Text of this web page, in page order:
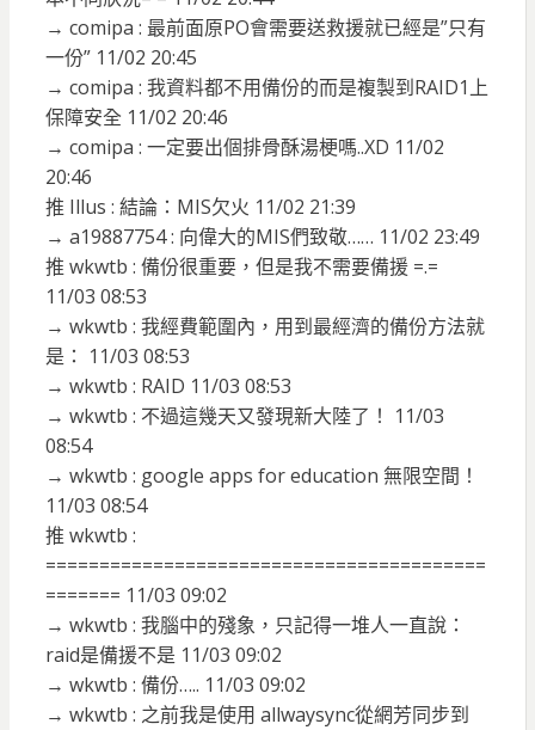
→ comipa : 最前面原PO會需要送救援就已經是”只有
一份” 11/02 20:45
→ comipa : 我資料都不用備份的而是複製到RAID1上
保障安全 11/02 20:46
→ comipa : 一定要出個排骨酥湯梗嗎..XD 11/02
20:46
推 Illus : 結論：MIS欠火 11/02 21:39
→ a19887754 : 向偉大的MIS們致敬…… 11/02 23:49
推 wkwtb : 備份很重要，但是我不需要備援 =.=
11/03 08:53
→ wkwtb : 我經費範圍內，用到最經濟的備份方法就
是： 11/03 08:53
→ wkwtb : RAID 11/03 08:53
→ wkwtb : 不過這幾天又發現新大陸了！ 11/03
08:54
→ wkwtb : google apps for education 無限空間！
11/03 08:54
推 wkwtb :
=========================================
======= 11/03 09:02
→ wkwtb : 我腦中的殘象，只記得一堆人一直說：
raid是備援不是 11/03 09:02
→ wkwtb : 備份….. 11/03 09:02
→ wkwtb : 之前我是使用 allwaysync從網芳同步到